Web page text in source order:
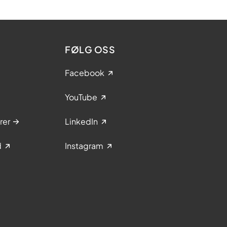
FØLG OSS
Facebook
YouTube
LinkedIn
Instagram